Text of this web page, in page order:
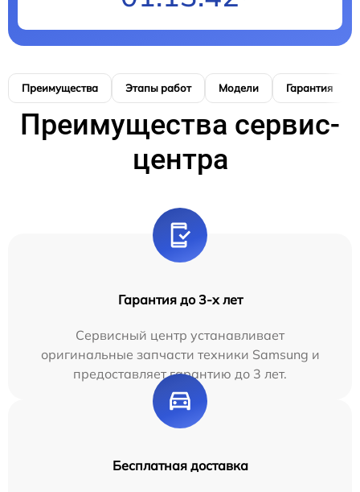
Преимущества Этапы работ Модели Гарантия
Преимущества сервис-
центра
Гарантия до 3-х лет
Сервисный центр устанавливает
оригинальные запчасти техники Samsung и
предоставляет гарантию до 3 лет.
Бесплатная доставка